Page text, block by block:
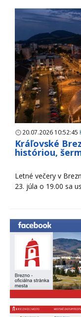
20.07.2026 10:52:45
Kráľovské
históriou,
Letné večery v
23. júla o 19.00 sa